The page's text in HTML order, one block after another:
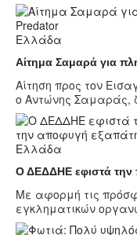
Ελλάδα
Αίτημα Σαμαρά για
Αίτηση προς τον
ο Αντώνης Σαμαράς,
Ελλάδα
Ο ΔΕΔΔΗΕ εφιστά την
Με αφορμή τις
εγκληματικών